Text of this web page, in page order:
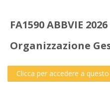
FA1590 ABBVIE
Organizzazione
Clicca per accedere a